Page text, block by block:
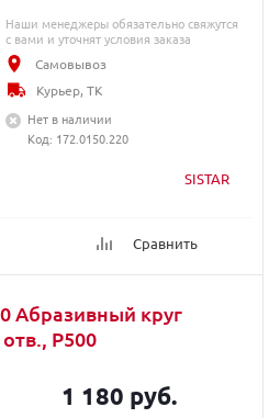
SISTAR
Сравнить
Наши менеджеры обязательно свяжутся
с вами и уточнят условия заказа
Самовывоз
Курьер, ТК
Нет в наличии
Код: 172.0150.220
Абразивный круг
P500
1 180 руб.